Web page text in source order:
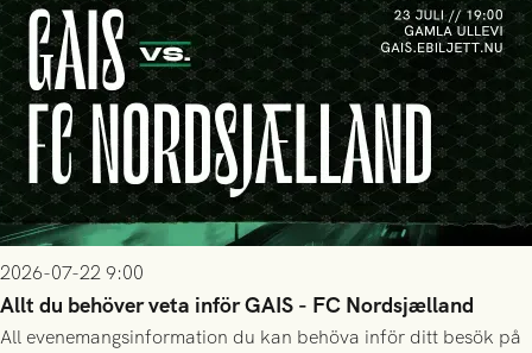
2026-07-22 9:00
Allt du behöver veta inför GAIS - FC Nordsjælland
All evenemangsinformation du kan behöva inför ditt besök på